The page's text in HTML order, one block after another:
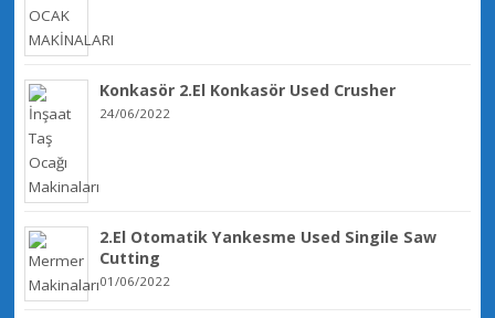
Konkasör 2.El Konkasör Used Crusher
24/06/2022
2.El Otomatik Yankesme Used Singile Saw
Cutting
01/06/2022